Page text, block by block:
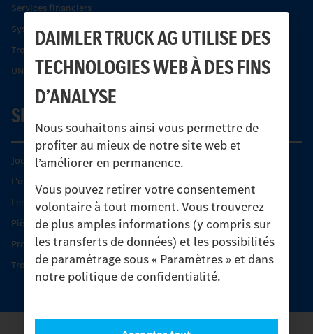
DAIMLER TRUCK AG UTILISE DES
TECHNOLOGIES WEB À DES FINS
D’ANALYSE
Nous souhaitons ainsi vous permettre de
profiter au mieux de notre site web et
l’améliorer en permanence.
Vous pouvez retirer votre consentement
volontaire à tout moment. Vous trouverez
de plus amples informations (y compris sur
les transferts de données) et les possibilités
de paramétrage sous « Paramètres » et dans
notre politique de confidentialité.
Services financiers
Systèmes de sécurité Econic
Trouver un partenaire
UNI-TOUCH®
SERVICE
Journées diagnostic Technique S.A.V Unimog
L'offre de services Unimog
Les produits phares
Pièces d’origine
Protection et maintien de la valeur
Trouver un partenaire